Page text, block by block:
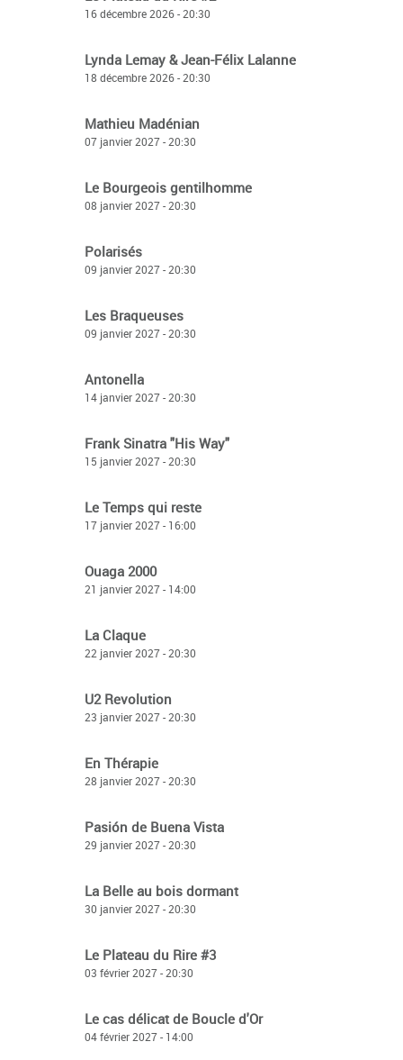
16 décembre 2026 - 20:30
Lynda Lemay & Jean-Félix Lalanne
18 décembre 2026 - 20:30
Mathieu Madénian
07 janvier 2027 - 20:30
Le Bourgeois gentilhomme
08 janvier 2027 - 20:30
Polarisés
09 janvier 2027 - 20:30
Les Braqueuses
09 janvier 2027 - 20:30
Antonella
14 janvier 2027 - 20:30
Frank Sinatra "His Way"
15 janvier 2027 - 20:30
Le Temps qui reste
17 janvier 2027 - 16:00
Ouaga 2000
21 janvier 2027 - 14:00
La Claque
22 janvier 2027 - 20:30
U2 Revolution
23 janvier 2027 - 20:30
En Thérapie
28 janvier 2027 - 20:30
Pasión de Buena Vista
29 janvier 2027 - 20:30
La Belle au bois dormant
30 janvier 2027 - 20:30
Le Plateau du Rire #3
03 février 2027 - 20:30
Le cas délicat de Boucle d'Or
04 février 2027 - 14:00